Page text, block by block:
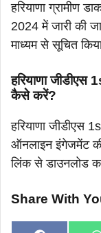
हरियाणा ग्रामीण
2024 में जारी की
माध्यम से सूचित
हरियाणा जीडीएस
कैसे करें?
हरियाणा जीडीएस
ऑनलाइन इंगेजमेंट
लिंक से डाउनलोड
Share With